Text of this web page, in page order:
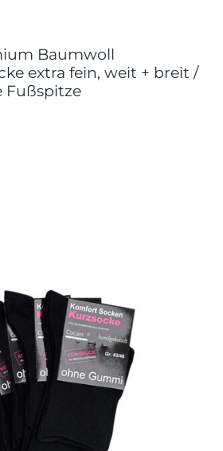
Baumwoll
extra fein, weit + breit /
Fußspitze